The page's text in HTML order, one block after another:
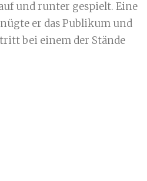
und runter gespielt. Eine
er das Publikum und
bei einem der Stände